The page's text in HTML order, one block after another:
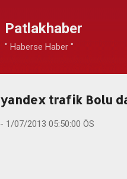
Patlakhaber
" Haberse Haber "
yandex trafik Bolu
- 1/07/2013 05:50:00 ÖS